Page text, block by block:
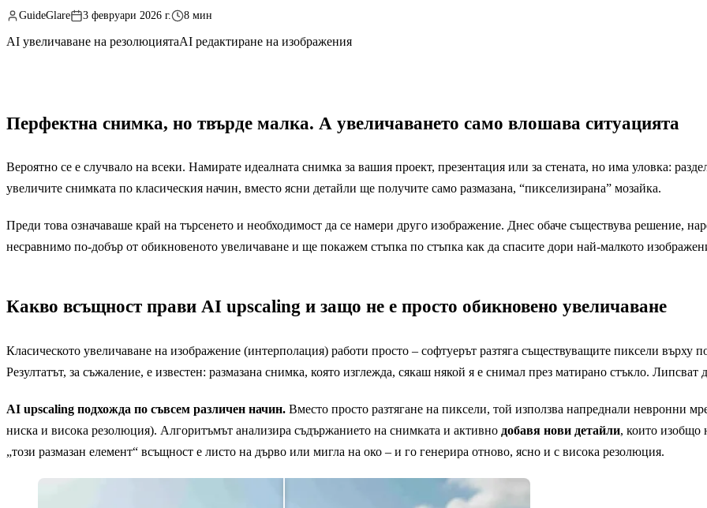
GuideGlare 3 февруари 2026 г. 8 мин
AI увеличаване на резолюциятаAI редактиране на изображения
Перфектна снимка, но твърде малка. А увеличаването само влошава ситуацията
Вероятно се е случвало на всеки. Намирате идеалната снимка за вашия проект, презентация или за стената, но има уловка:
увеличите снимката по класическия начин, вместо ясни детайли ще получите само размазана, “пикселизирана” мозайка.
Преди това означаваше край на търсенето и необходимост да се намери друго изображение. Днес обаче съществува решение,
несравнимо по-добър от обикновеното увеличаване и ще покажем стъпка по стъпка как да спасите дори най-малкото
Какво всъщност прави AI upscaling и защо не е просто обикновено увеличаване
Класическото увеличаване на изображение (интерполация) работи просто – софтуерът разтяга съществуващите пиксели върху
Резултатът, за съжаление, е известен: размазана снимка, която изглежда, сякаш някой я е снимал през матирано стъкло. Липсват
AI upscaling подхожда по съвсем различен начин. Вместо просто разтягане на пиксели, той използва напреднали невронни
ниска и висока резолюция). Алгоритъмът анализира съдържанието на снимката и активно добавя нови детайли, които изобщо
„този размазан елемент“ всъщност е листо на дърво или мигла на око – и го генерира отново, ясно и с висока резолюция.